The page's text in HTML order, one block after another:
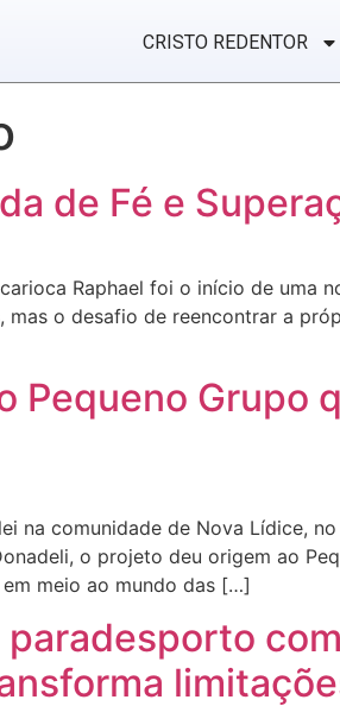
CRISTO REDENTOR
de Fé e
Raphael foi o início de uma
o desafio de reencontrar a
Pequeno Grupo
na comunidade de Nova Lídice,
o projeto deu origem ao
meio ao mundo das […]